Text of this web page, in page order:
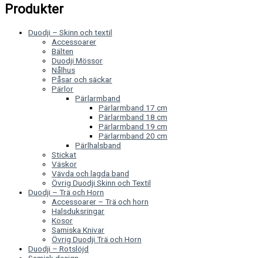
Produkter
Duodji – Skinn och textil
Accessoarer
Bälten
Duodji Mössor
Nålhus
Påsar och säckar
Pärlor
Pärlarmband
Pärlarmband 17 cm
Pärlarmband 18 cm
Pärlarmband 19 cm
Pärlarmband 20 cm
Pärlhalsband
Stickat
Väskor
Vävda och lagda band
Övrig Duodji Skinn och Textil
Duodji – Trä och Horn
Accessoarer – Trä och horn
Halsduksringar
Kosor
Samiska Knivar
Övrig Duodji Trä och Horn
Duodji – Rotslöjd